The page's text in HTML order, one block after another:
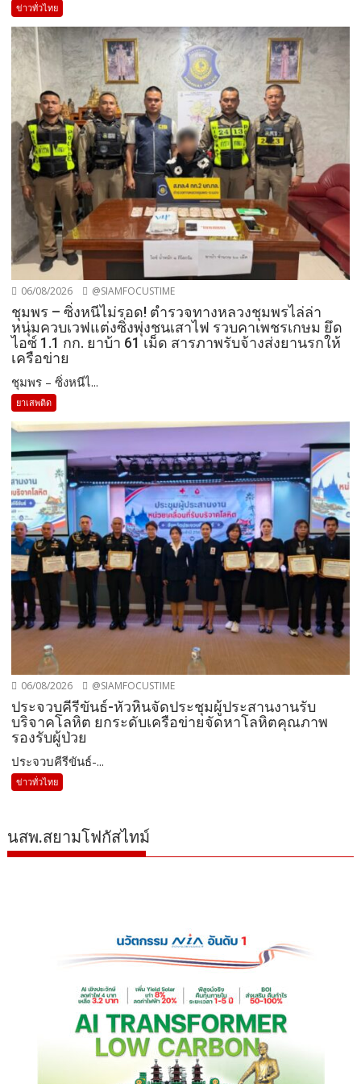
ข่าวทั่วไทย
06/08/2026 @SIAMFOCUSTIME
ชุมพร – ซิ่งหนีไม่รอด! ตำรวจทางหลวงชุมพรไล่ล่า
หนุ่มควบเวฟแต่งซิ่งพุ่งชนเสาไฟ รวบคาเพชรเกษม ยึด
ไอซ์ 1.1 กก. ยาบ้า 61 เม็ด สารภาพรับจ้างส่งยานรกให้
เครือข่าย
ชุมพร – ซิ่งหนีไ...
ยาเสพติด
06/08/2026 @SIAMFOCUSTIME
ประจวบคีรีขันธ์-หัวหินจัดประชุมผู้ประสานงานรับ
บริจาคโลหิต ยกระดับเครือข่ายจัดหาโลหิตคุณภาพ
รองรับผู้ป่วย
ประจวบคีรีขันธ์-...
ข่าวทั่วไทย
นสพ.สยามโฟกัสไทม์